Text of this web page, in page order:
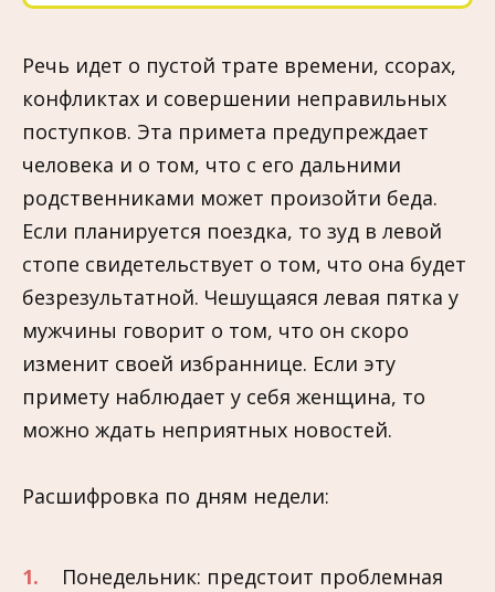
Речь идет о пустой трате времени, ссорах,
конфликтах и совершении неправильных
поступков. Эта примета предупреждает
человека и о том, что с его дальними
родственниками может произойти беда.
Если планируется поездка, то зуд в левой
стопе свидетельствует о том, что она будет
безрезультатной. Чешущаяся левая пятка у
мужчины говорит о том, что он скоро
изменит своей избраннице. Если эту
примету наблюдает у себя женщина, то
можно ждать неприятных новостей.
Расшифровка по дням недели:
Понедельник: предстоит проблемная